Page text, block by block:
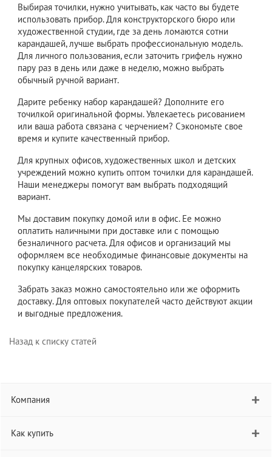
Выбирая точилки, нужно учитывать, как часто вы будете
использовать прибор. Для конструкторского бюро или
художественной студии, где за день ломаются сотни
карандашей, лучше выбрать профессиональную модель.
Для личного пользования, если заточить грифель нужно
пару раз в день или даже в неделю, можно выбрать
обычный ручной вариант.
Дарите ребенку набор карандашей? Дополните его
точилкой оригинальной формы. Увлекаетесь рисованием
или ваша работа связана с черчением? Сэкономьте свое
время и купите качественный прибор.
Для крупных офисов, художественных школ и детских
учреждений можно купить оптом точилки для карандашей.
Наши менеджеры помогут вам выбрать подходящий
вариант.
Мы доставим покупку домой или в офис. Ее можно
оплатить наличными при доставке или с помощью
безналичного расчета. Для офисов и организаций мы
оформляем все необходимые финансовые документы на
покупку канцелярских товаров.
Забрать заказ можно самостоятельно или же оформить
доставку. Для оптовых покупателей часто действуют акции
и выгодные предложения.
Назад к списку статей
Компания
Как купить